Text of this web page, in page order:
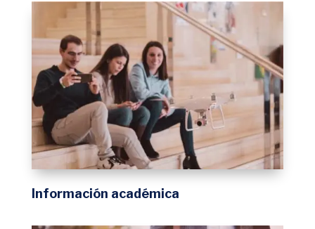
Información académica